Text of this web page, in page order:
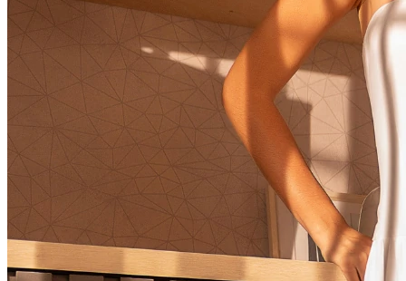
SAIAS
SAIAS CURTAS
SAIAS MIDI
SAIAS LONGAS
LOOK INTEIRO
Ver LOOK INTEIRO
CONJUNTOS
MACACÃO
VESTIDOS
VESTIDOS LONGOS
VESTIDOS MIDI & MÉDIOS
SOBREPOSIÇÃO
Ver SOBREPOSIÇÃO
BLAZER & SPENCER
CARDIGANS & SUÉTER